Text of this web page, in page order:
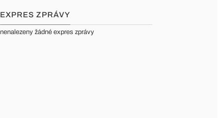
EXPRES ZPRÁVY
nenalezeny žádné expres zprávy